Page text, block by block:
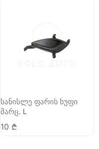
სანისლე ფარის ხუფი
მარც. L
10 ₾